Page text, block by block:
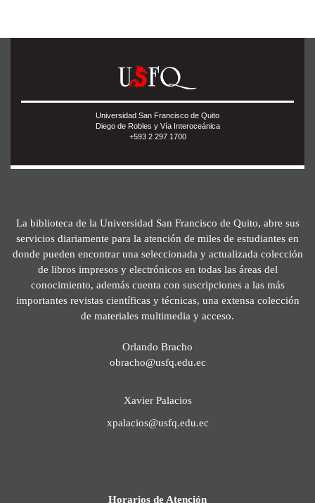
Universidad San Francisco de Quito
Diego de Robles y Vía Interoceánica
+593 2 297 1700
La biblioteca de la Universidad San Francisco de Quito, abre sus
servicios diariamente para la atención de miles de estudiantes en
donde pueden encontrar una seleccionada y actualizada colección
de libros impresos y electrónicos en todas las áreas del
conocimiento, además cuenta con suscripciones a las más
importantes revistas científicas y técnicas, una extensa colección
de materiales multimedia y acceso.
Orlando Bracho
obracho@usfq.edu.ec
Xavier Palacios
xpalacios@usfq.edu.ec
Horarios de Atención